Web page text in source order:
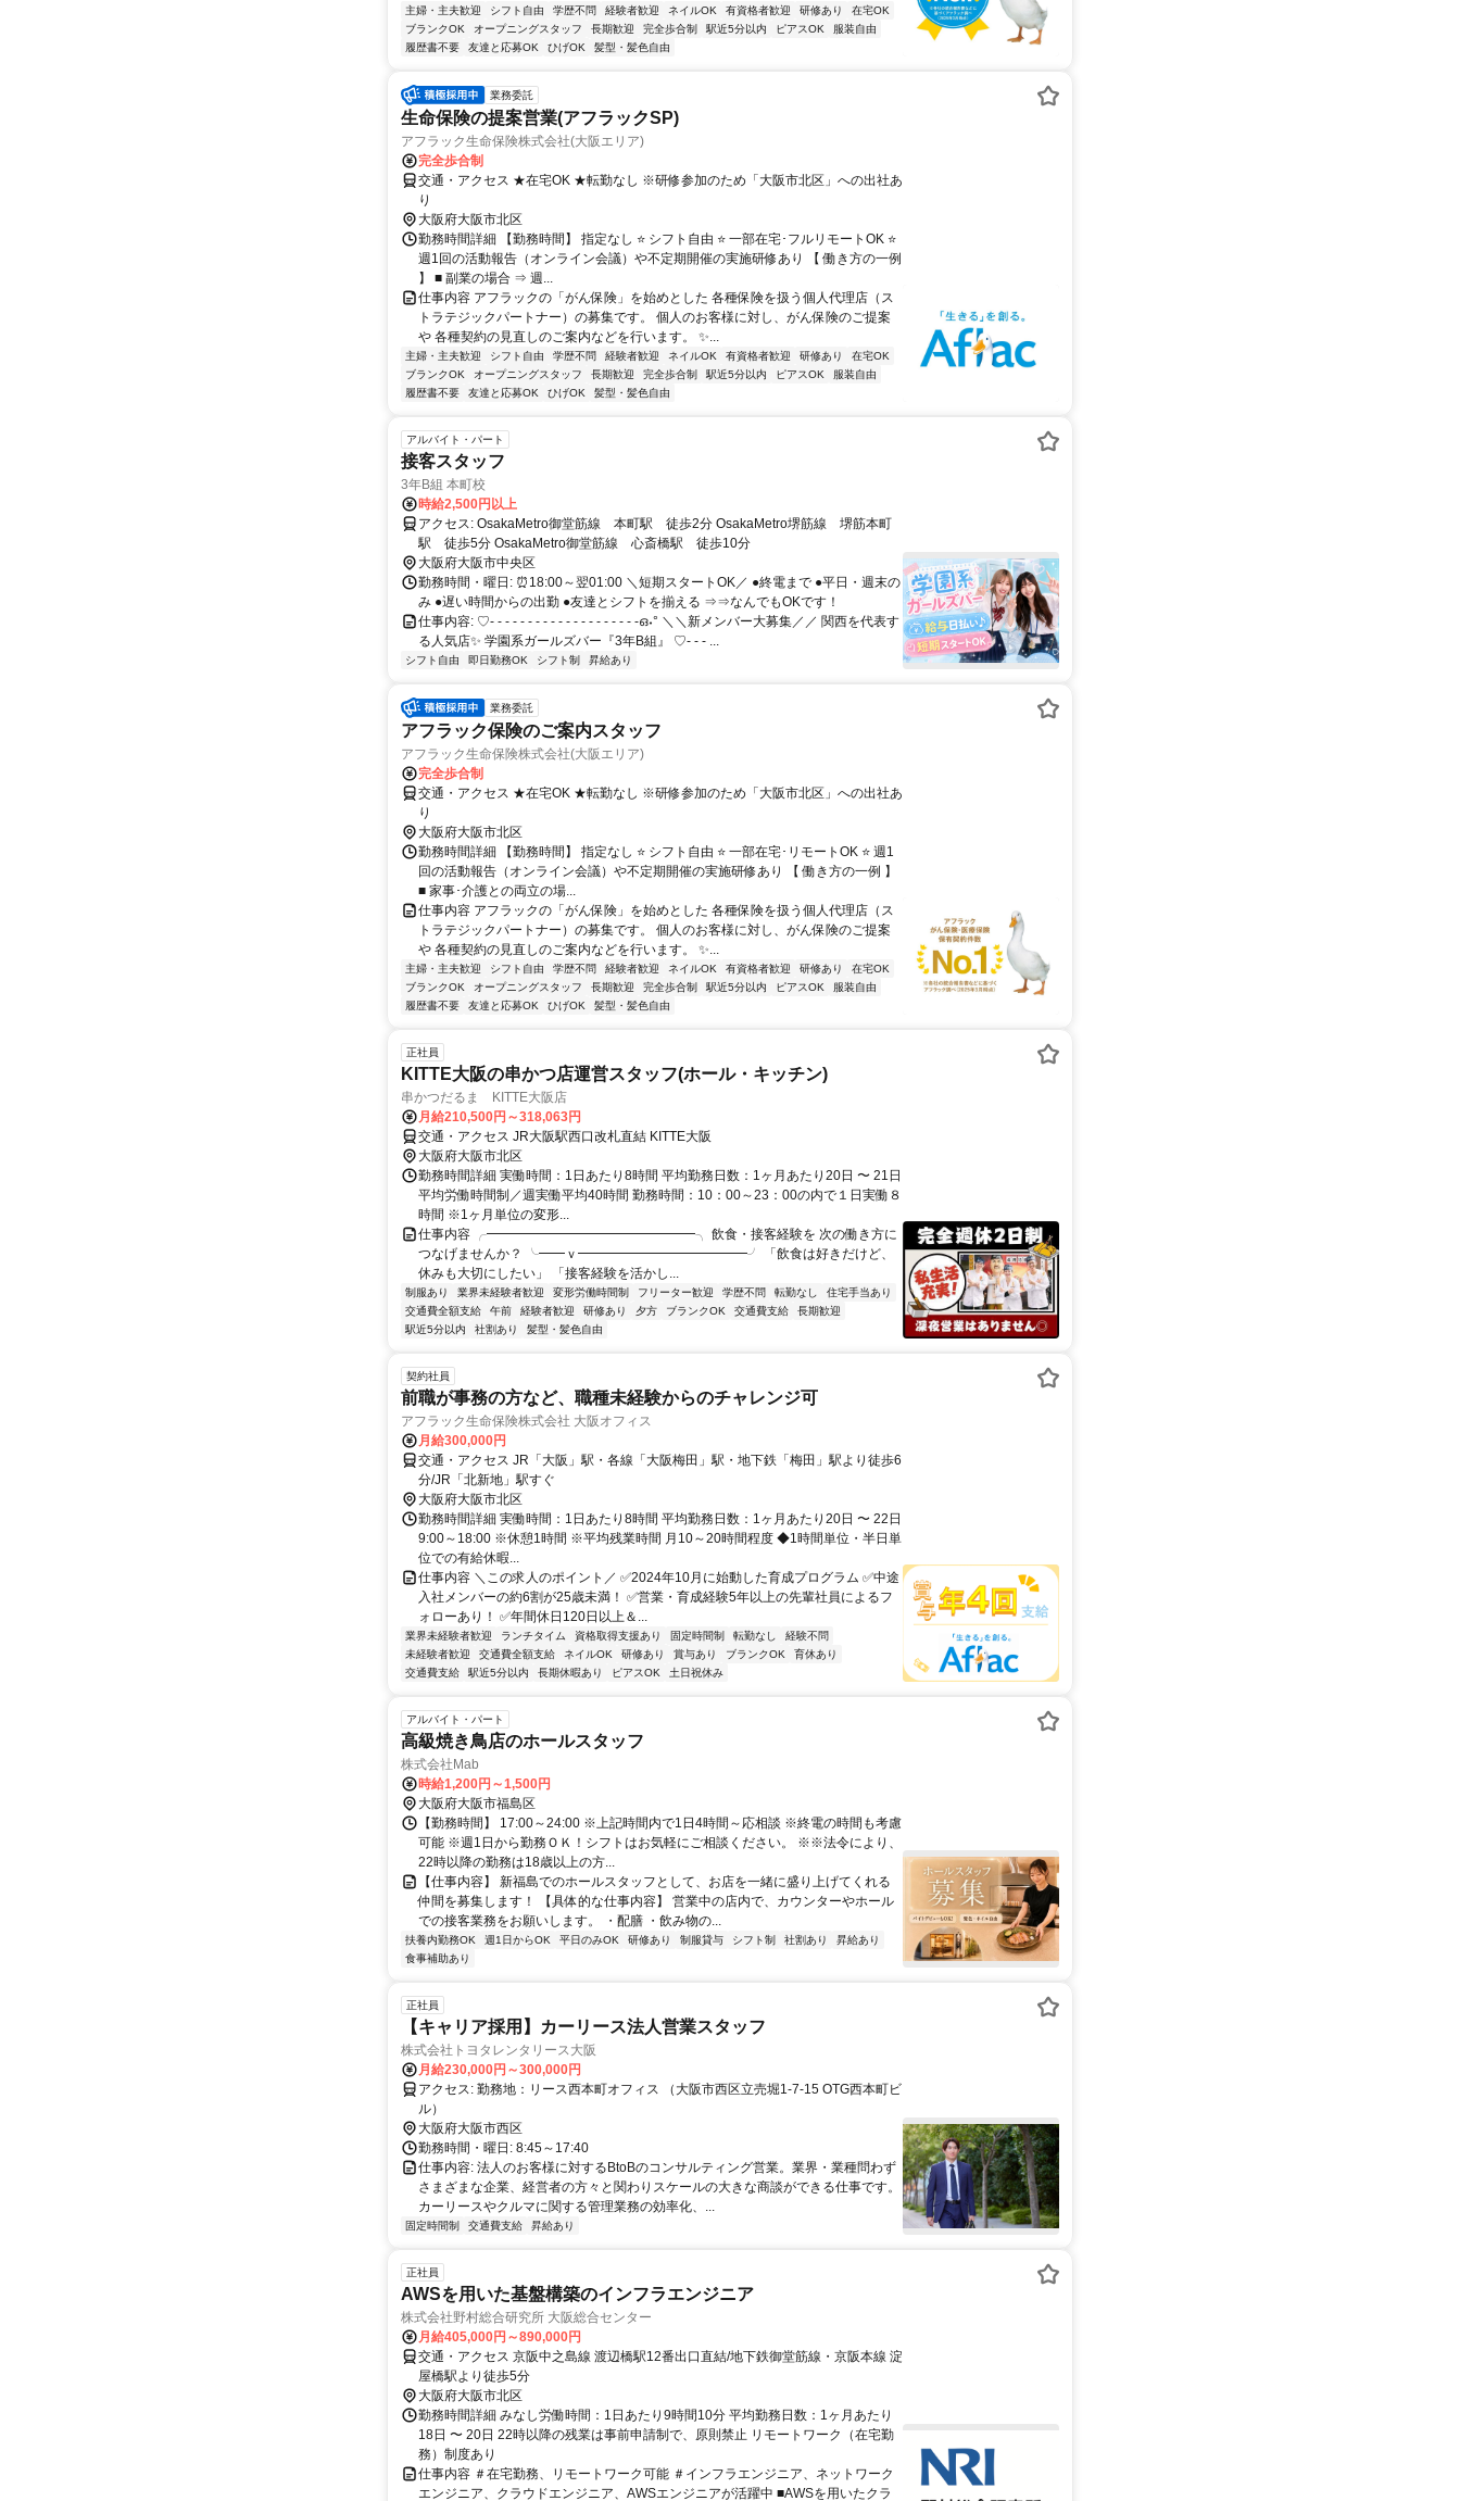
主婦・主夫歓迎 シフト自由 学歴不問 経験者歓迎 ネイルOK 有資格者歓迎 研修あり
在宅OK
ブランクOK
オープニングスタッフ 長期歓迎 完全歩合制 駅近5分以内 ピアスOK
服装自由
履歴書不要
友達と応募OK ひげOK 髪型・髪色自由
業務委託
生命保険の提案営業(アフラックSP)
アフラック生命保険株式会社(大阪エリア)
完全歩合制
交通・アクセス ★在宅OK ★転勤なし ※研修参加のため「大阪市北区」への出社あ
り
大阪府大阪市北区
勤務時間詳細 【勤務時間】 指定なし ⭐ シフト自由 ⭐ 一部在宅･フルリモートOK ⭐
週1回の活動報告（オンライン会議）や不定期開催の実施研修あり 【 働き方の一例
】 ■ 副業の場合 ⇒ 週...
仕事内容 アフラックの「がん保険」を始めとした 各種保険を扱う個人代理店（ス
トラテジックパートナー）の募集です。 個人のお客様に対し、がん保険のご提案
や 各種契約の見直しのご案内などを行います。 ✨...
主婦・主夫歓迎 シフト自由 学歴不問 経験者歓迎 ネイルOK 有資格者歓迎 研修あり
在宅OK
ブランクOK
オープニングスタッフ 長期歓迎 完全歩合制 駅近5分以内 ピアスOK
服装自由
履歴書不要
友達と応募OK ひげOK 髪型・髪色自由
アルバイト・パート
接客スタッフ
3年B組 本町校
時給2,500円以上
アクセス: OsakaMetro御堂筋線 本町駅 徒歩2分 OsakaMetro堺筋線 堺筋本町
駅 徒歩5分 OsakaMetro御堂筋線 心斎橋駅 徒歩10分
大阪府大阪市中央区
勤務時間・曜日: ⏰18:00～翌01:00 ＼短期スタートOK／ ●終電まで ●平日・週末の
み ●遅い時間からの出勤 ●友達とシフトを揃える ⇒⇒なんでもOKです！
仕事内容: ♡- - - - - - - - - - - - - - - - - - - -ഒ˖° ＼＼新メンバー大募集／／ 関西を代表す
る人気店✨ 学園系ガールズバー『3年B組』 ♡- - - ...
シフト自由 即日勤務OK シフト制 昇給あり
業務委託
アフラック保険のご案内スタッフ
アフラック生命保険株式会社(大阪エリア)
完全歩合制
交通・アクセス ★在宅OK ★転勤なし ※研修参加のため「大阪市北区」への出社あ
り
大阪府大阪市北区
勤務時間詳細 【勤務時間】 指定なし ⭐ シフト自由 ⭐ 一部在宅･リモートOK ⭐ 週1
回の活動報告（オンライン会議）や不定期開催の実施研修あり 【 働き方の一例 】
■ 家事･介護との両立の場...
仕事内容 アフラックの「がん保険」を始めとした 各種保険を扱う個人代理店（ス
トラテジックパートナー）の募集です。 個人のお客様に対し、がん保険のご提案
や 各種契約の見直しのご案内などを行います。 ✨...
主婦・主夫歓迎 シフト自由 学歴不問 経験者歓迎 ネイルOK 有資格者歓迎 研修あり
在宅OK
ブランクOK
オープニングスタッフ 長期歓迎 完全歩合制 駅近5分以内 ピアスOK
服装自由
履歴書不要
友達と応募OK ひげOK 髪型・髪色自由
正社員
KITTE大阪の串かつ店運営スタッフ(ホール・キッチン)
串かつだるま KITTE大阪店
月給210,500円～318,063円
交通・アクセス JR大阪駅西口改札直結 KITTE大阪
大阪府大阪市北区
勤務時間詳細 実働時間：1日あたり8時間 平均勤務日数：1ヶ月あたり20日 〜 21日
平均労働時間制／週実働平均40時間 勤務時間：10：00～23：00の内で１日実働８
時間 ※1ヶ月単位の変形...
仕事内容 ╭━━━━━━━━━━━━━━━━╮ 飲食・接客経験を 次の働き方に
つなげませんか？ ╰━━ｖ━━━━━━━━━━━━━╯ 「飲食は好きだけど、
休みも大切にしたい」 「接客経験を活かし...
制服あり 業界未経験者歓迎 変形労働時間制 フリーター歓迎 学歴不問 転勤なし
住宅手当あり
交通費全額支給
午前 経験者歓迎 研修あり 夕方 ブランクOK 交通費支給
長期歓迎
駅近5分以内
社割あり 髪型・髪色自由
契約社員
前職が事務の方など、職種未経験からのチャレンジ可
アフラック生命保険株式会社 大阪オフィス
月給300,000円
交通・アクセス JR「大阪」駅・各線「大阪梅田」駅・地下鉄「梅田」駅より徒歩6
分/JR「北新地」駅すぐ
大阪府大阪市北区
勤務時間詳細 実働時間：1日あたり8時間 平均勤務日数：1ヶ月あたり20日 〜 22日
9:00～18:00 ※休憩1時間 ※平均残業時間 月10～20時間程度 ◆1時間単位・半日単
位での有給休暇...
仕事内容 ＼この求人のポイント／ ✅2024年10月に始動した育成プログラム ✅中途
入社メンバーの約6割が25歳未満！ ✅営業・育成経験5年以上の先輩社員によるフ
ォローあり！ ✅年間休日120日以上＆...
業界未経験者歓迎 ランチタイム 資格取得支援あり 固定時間制 転勤なし
経験不問
未経験者歓迎
交通費全額支給 ネイルOK 研修あり 賞与あり ブランクOK
育休あり
交通費支給
駅近5分以内 長期休暇あり ピアスOK 土日祝休み
アルバイト・パート
高級焼き鳥店のホールスタッフ
株式会社Mab
時給1,200円～1,500円
大阪府大阪市福島区
【勤務時間】 17:00～24:00 ※上記時間内で1日4時間～応相談 ※終電の時間も考慮
可能 ※週1日から勤務ＯＫ！シフトはお気軽にご相談ください。 ※※法令により、
22時以降の勤務は18歳以上の方...
【仕事内容】 新福島でのホールスタッフとして、お店を一緒に盛り上げてくれる
仲間を募集します！ 【具体的な仕事内容】 営業中の店内で、カウンターやホール
での接客業務をお願いします。 ・配膳 ・飲み物の...
扶養内勤務OK 週1日からOK 平日のみOK 研修あり 制服貸与 シフト制 社割あり
昇給あり
食事補助あり
正社員
【キャリア採用】カーリース法人営業スタッフ
株式会社トヨタレンタリース大阪
月給230,000円～300,000円
アクセス: 勤務地：リース西本町オフィス （大阪市西区立売堀1-7-15 OTG西本町ビ
ル）
大阪府大阪市西区
勤務時間・曜日: 8:45～17:40
仕事内容: 法人のお客様に対するBtoBのコンサルティング営業。業界・業種問わず
さまざまな企業、経営者の方々と関わりスケールの大きな商談ができる仕事です。
カーリースやクルマに関する管理業務の効率化、...
固定時間制 交通費支給 昇給あり
正社員
AWSを用いた基盤構築のインフラエンジニア
株式会社野村総合研究所 大阪総合センター
月給405,000円～890,000円
交通・アクセス 京阪中之島線 渡辺橋駅12番出口直結/地下鉄御堂筋線・京阪本線 淀
屋橋駅より徒歩5分
大阪府大阪市北区
勤務時間詳細 みなし労働時間：1日あたり9時間10分 平均勤務日数：1ヶ月あたり
18日 〜 20日 22時以降の残業は事前申請制で、原則禁止 リモートワーク（在宅勤
務）制度あり
仕事内容 ＃在宅勤務、リモートワーク可能 ＃インフラエンジニア、ネットワーク
エンジニア、クラウドエンジニア、AWSエンジニアが活躍中 ■AWSを用いたクラ